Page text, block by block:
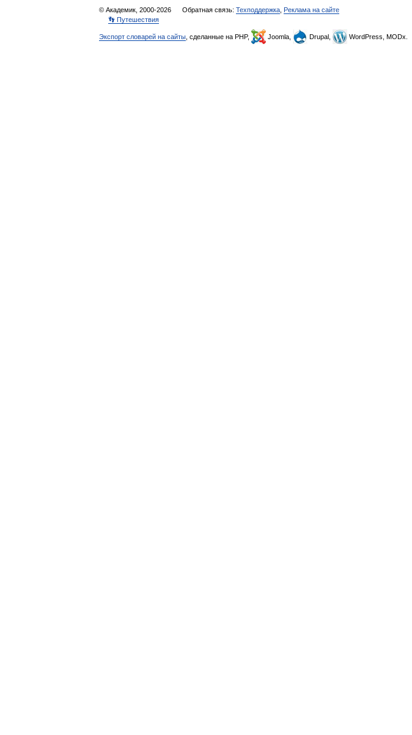
© Академик, 2000-2026 Обратная связь: Техподдержка Реклама на сайте
👣 Путешествия
Экспорт словарей на сайты , сделанные на PHP, Joomla, Drupal, WordPress, MODx.